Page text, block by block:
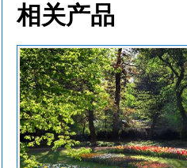
相关产品